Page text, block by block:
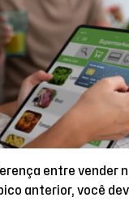
entre vender
anterior, você